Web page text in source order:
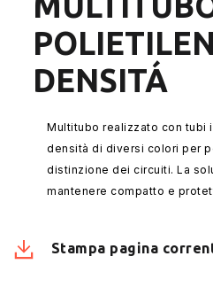
DENSITÁ
Multitubo realizzato con tubi
densità di diversi colori per
distinzione dei circuiti. La
mantenere compatto e
Stampa pagina